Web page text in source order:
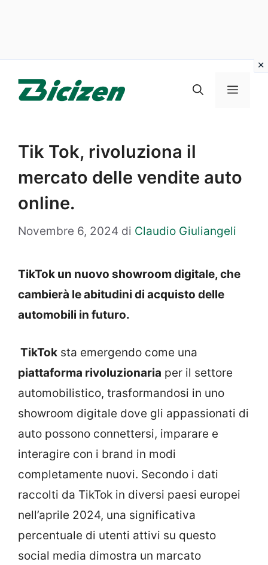
Menu
Tik Tok, rivoluziona il
mercato delle vendite auto
online.
Novembre 6, 2024 di Claudio Giuliangeli
TikTok un nuovo showroom digitale, che
cambierà le abitudini di acquisto delle
automobili in futuro.
TikTok sta emergendo come una
piattaforma rivoluzionaria per il settore
automobilistico, trasformandosi in uno
showroom digitale dove gli appassionati di
auto possono connettersi, imparare e
interagire con i brand in modi
completamente nuovi. Secondo i dati
raccolti da TikTok in diversi paesi europei
nell’aprile 2024, una significativa
percentuale di utenti attivi su questo
social media dimostra un marcato